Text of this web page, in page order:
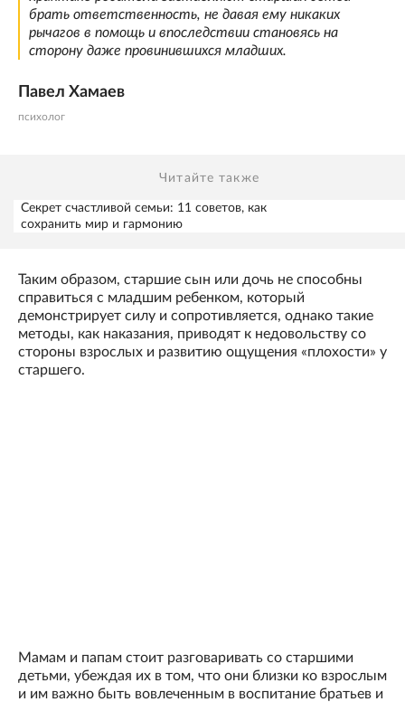
брать ответственность, не давая ему никаких
рычагов в помощь и впоследствии становясь на
сторону даже провинившихся младших.
Пaвeл Xaмaeв
психолог
Читайте также
Секрет счастливой семьи: 11 советов, как
сохранить мир и гармонию
Таким образом, старшие сын или дочь не способны
справиться с младшим ребенком, который
демонстрирует силу и сопротивляется, однако такие
методы, как наказания, приводят к недовольству со
стороны взрослых и развитию ощущения «плохости» у
старшего.
Мамам и папам стоит разговаривать со старшими
детьми, убеждая их в том, что они близки ко взрослым
и им важно быть вовлеченным в воспитание братьев и